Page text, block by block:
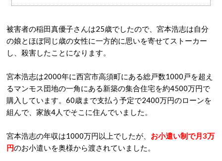
被害者の稲田真優子さんは25歳でしたので、宮本浩志は自分
の娘とほぼ同じ歳の女性に一方的に思いを寄せてストーカー
し、殺害したことになります。
宮本浩志は2000年に西宮市高須町にある総戸数1000戸を超え
るマンモス団地の一角にある新築の集合住宅を約4500万円で
購入しています。60歳まで支払う予定で2400万円のローンを
組んで、家族4人でそこに住んでいました。
宮本浩志の年収は1000万円以上でしたが、 お小遣い制で月3万
円のお小遣いを奥様から渡されていました。